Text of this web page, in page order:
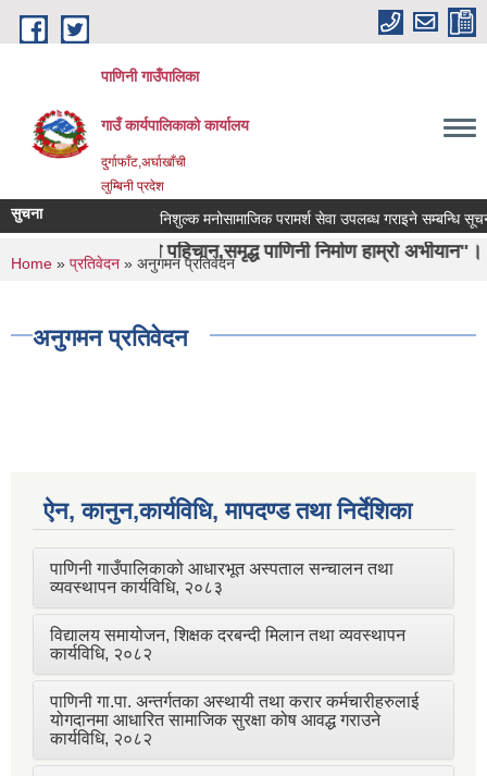
Skip to main content
पाणिनी गाउँपालिका
गाउँ कार्यपालिकाको कार्यालय
दुर्गाफाँट,अर्घाखाँची
लुम्बिनी प्रदेश
ऋषिको पहिचान,समृद्ध पाणिनी निर्माण हाम्रो अभीयान"।
सुचना निशुल्क मनोसामाजिक परामर्श सेवा उपलब्ध गराइने सम्बन्धि सूचना ।
You are here
Home » प्रतिवेदन » अनुगमन प्रतिवेदन
अनुगमन प्रतिवेदन
ऐन, कानुन,कार्यविधि, मापदण्ड तथा निर्देशिका
पाणिनी गाउँपालिकाको आधारभूत अस्पताल सन्चालन तथा
व्यवस्थापन कार्यविधि, २०८३
विद्यालय समायोजन, शिक्षक दरबन्दी मिलान तथा व्यवस्थापन
कार्यविधि, २०८२
पाणिनी गा.पा. अन्तर्गतका अस्थायी तथा करार कर्मचारीहरुलाई
योगदानमा आधारित सामाजिक सुरक्षा कोष आवद्ध गराउने
कार्यविधि, २०८२